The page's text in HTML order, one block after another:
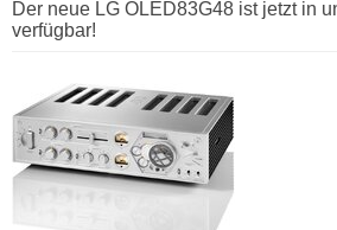
Der neue LG OLED83G48 ist jetzt in
verfügbar!